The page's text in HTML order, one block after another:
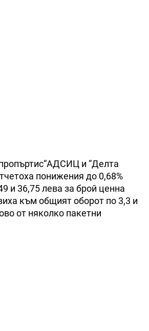
и “Делта
понижения до 0,68%
и 36,75 лева за брой ценна
към общият оборот по 3,3 и
от няколко пакетни